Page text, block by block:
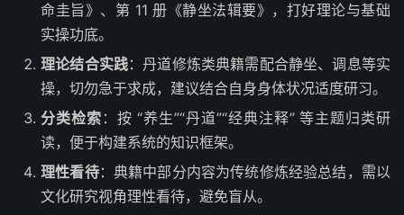
命圭旨》、第 11 册《静坐法辑要》，打好理论与基础
实操功底。
理论结合实践：丹道修炼类典籍需配合静坐、调息等实
操，切勿急于求成，建议结合自身身体状况适度研习。
分类检索 ：按 “养生”“丹道”“经典注释” 等主题归类研
读，便于构建系统的知识框架。
理性看待：典籍中部分内容为传统修炼经验总结，需以
文化研究视角理性看待，避免盲从。